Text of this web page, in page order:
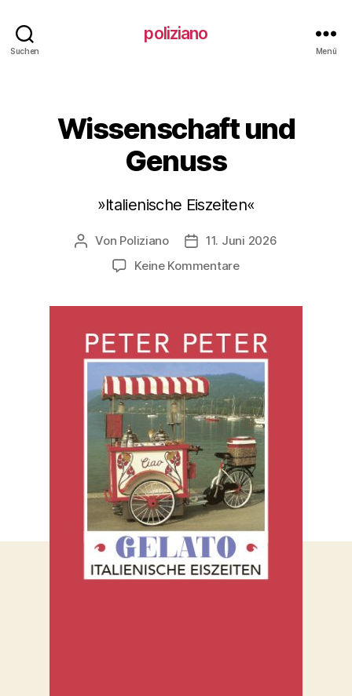
Suchen
poliziano
Menü
Kategorien
Wissenschaft und
Genuss
»Italienische Eiszeiten«
Beitragsautor
Von Poliziano Veröffentlichungsdatum
11. Juni 2026
Keine Kommentarezu